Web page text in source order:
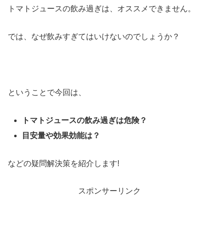
トマトジュースの飲み過ぎは、オススメできません。
では、なぜ飲みすぎてはいけないのでしょうか？
ということで今回は、
トマトジュースの飲み過ぎは危険？
目安量や効果効能は？
などの疑問解決策を紹介します!
スポンサーリンク